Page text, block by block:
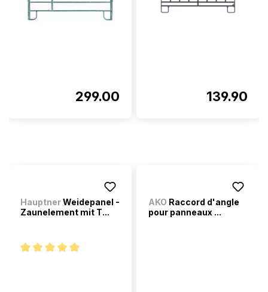
299.00 139.90
HauptnerWeidepanel -
Zaunelement mit T...
AKO Raccord d'angle
pour panneaux ...